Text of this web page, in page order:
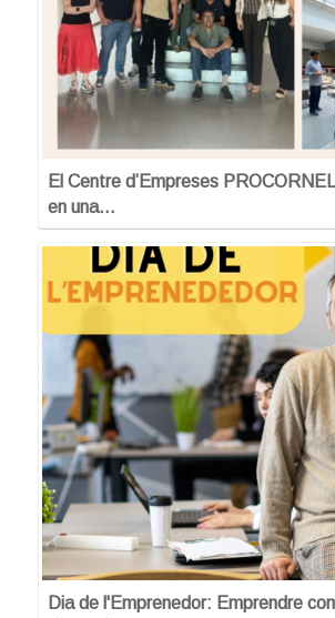
El Centre d’Empreses
en una…
Dia de l'Emprenedor: Emprendre